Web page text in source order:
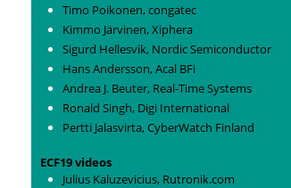
Timo Poikonen, congatec
Kimmo Järvinen, Xiphera
Sigurd Hellesvik, Nordic Semiconductor
Hans Andersson, Acal BFi
Andrea J. Beuter, Real-Time Systems
Ronald Singh, Digi International
Pertti Jalasvirta, CyberWatch Finland
ECF19 videos
Julius Kaluzevicius, Rutronik.com